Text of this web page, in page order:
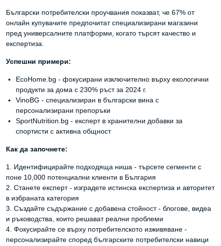
Български потребителски проучвания показват, че 67% от
онлайн купувачите предпочитат специализирани магазини
пред универсалните платформи, когато търсят качество и
експертиза.
Успешни примери:
EcoHome.bg - фокусирани изключително върху екологични
продукти за дома с 230% ръст за 2024 г.
VinoBG - специализиран в български вина с
персонализирани препоръки
SportNutrition.bg - експерт в хранителни добавки за
спортисти с активна общност
Как да започнете:
1. Идентифицирайте подходяща ниша - търсете сегменти с
поне 10,000 потенциални клиенти в България
2. Станете експерт - изградете истинска експертиза и авторитет
в избраната категория
3. Създайте съдържание с добавена стойност - блогове, видеа
и ръководства, които решават реални проблеми
4. Фокусирайте се върху потребителското изживяване -
персонализирайте според българските потребителски навици